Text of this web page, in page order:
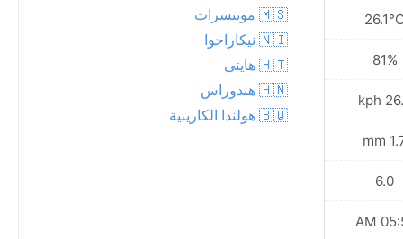
26.1°C
81%
26.6
1.7
6.0
05:51
25.9°C
78%
34.2 kph
🇲🇸 مونتسرات
🇳🇮 نيكاراجوا
🇭🇹 هايتى
🇭🇳 هندوراس
🇧🇶 هولندا الكاريبية